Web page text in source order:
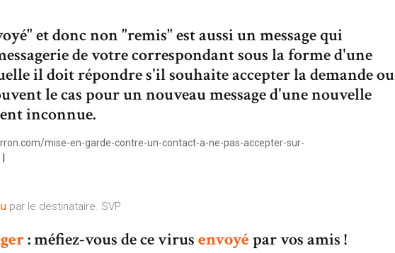
et donc non "remis" est aussi un message qui
de votre correspondant sous la forme d'une
il doit répondre s'il souhaite accepter la demande ou
le cas pour un nouveau message d'une nouvelle
inconnue.
mise-en-garde-contre-un-contact-a-ne-pas-accepter-sur-
par le destinataire. SVP
: méfiez-vous de ce virusenvoyépar vos amis !